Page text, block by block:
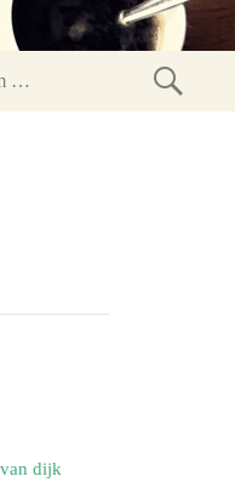
Zoeken
dijk